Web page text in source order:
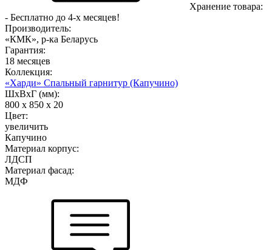
Хранение товара:
- Бесплатно до 4-х месяцев!
Производитель:
«КМК», р-ка Беларусь
Гарантия:
18 месяцев
Коллекция:
«Харди» Спальный гарнитур (Капучино)
ШхВхГ (мм):
800 х 850 х 20
Цвет:
увеличить
Капучино
Материал корпус:
ЛДСП
Материал фасад:
МДФ